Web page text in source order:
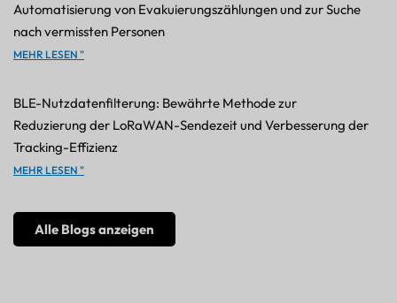
Automatisierung von Evakuierungszählungen und zur Suche
nach vermissten Personen
MEHR LESEN "
BLE-Nutzdatenfilterung: Bewährte Methode zur
Reduzierung der LoRaWAN-Sendezeit und Verbesserung der
Tracking-Effizienz
MEHR LESEN "
Alle Blogs anzeigen